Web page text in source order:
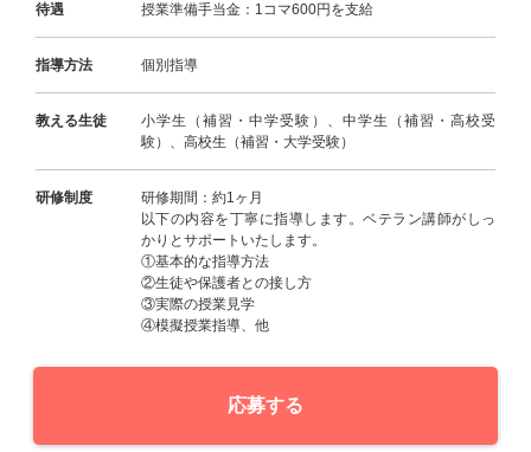
待遇 授業準備手当金：1コマ600円を支給
指導方法 個別指導
教える生徒
小学生（補習・中学受験）、中学生（補習・高校受
験）、高校生（補習・大学受験）
研修制度
研修期間：約1ヶ月
以下の内容を丁寧に指導します。ベテラン講師がしっ
かりとサポートいたします。
①基本的な指導方法
②生徒や保護者との接し方
③実際の授業見学
④模擬授業指導、他
応募する